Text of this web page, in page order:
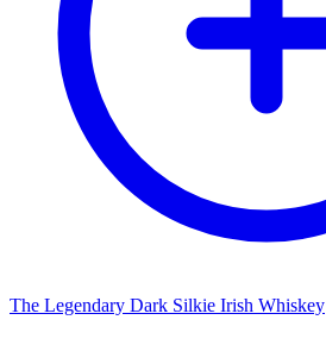
The Legendary Dark Silkie Irish Whiskey